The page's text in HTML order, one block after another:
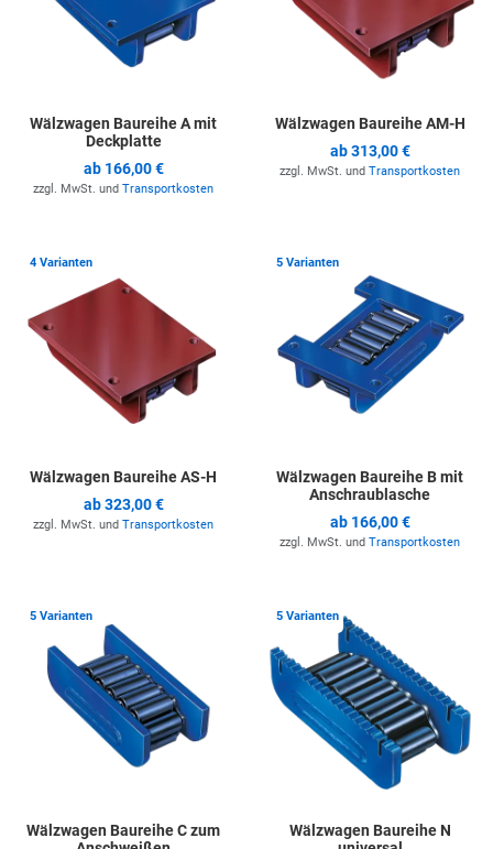
Wälzwagen Baureihe A mit
Deckplatte
ab 166,00 €
zzgl. MwSt. und Transportkosten
Wälzwagen Baureihe AM-H
ab313,00 €
zzgl. MwSt. und Transportkosten
4 Varianten Zur Merkliste hinzufügen
Wälzwagen Baureihe AS-H
ab323,00 €
zzgl. MwSt. und Transportkosten
5 Varianten
Wälzwagen Baureihe B mit
Anschraublasche
ab 166,00 €
zzgl. MwSt. und Transportkosten
5 Varianten Zur Merkliste hinzufügen
Wälzwagen Baureihe C zum
5 Varianten
Wälzwagen Baureihe N